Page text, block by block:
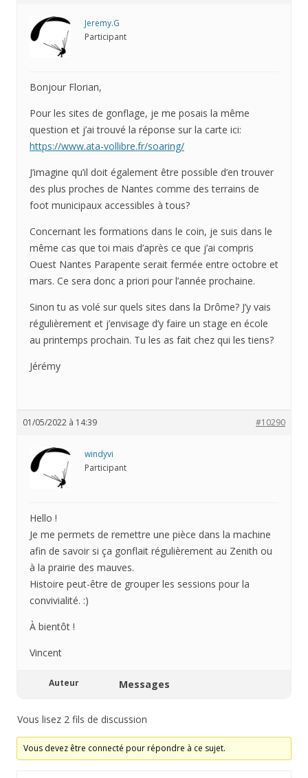
Jeremy.G
Participant
Bonjour Florian,
Pour les sites de gonflage, je me posais la même
question et j’ai trouvé la réponse sur la carte ici:
https://www.ata-vollibre.fr/soaring/
J’imagine qu’il doit également être possible d’en trouver
des plus proches de Nantes comme des terrains de
foot municipaux accessibles à tous?
Concernant les formations dans le coin, je suis dans le
même cas que toi mais d’après ce que j’ai compris
Ouest Nantes Parapente serait fermée entre octobre et
mars. Ce sera donc a priori pour l’année prochaine.
Sinon tu as volé sur quels sites dans la Drôme? J’y vais
régulièrement et j’envisage d’y faire un stage en école
au printemps prochain. Tu les as fait chez qui les tiens?
Jérémy
01/05/2022 à 14:39 #10290
windyvi
Participant
Hello !
Je me permets de remettre une pièce dans la machine
afin de savoir si ça gonflait régulièrement au Zenith ou
à la prairie des mauves.
Histoire peut-être de grouper les sessions pour la
convivialité. :)
À bientôt !
Vincent
Auteur Messages
Vous lisez 2 fils de discussion
Vous devez être connecté pour répondre à ce sujet.